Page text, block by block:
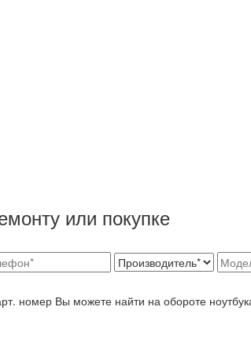
или покупке
номер Вы можете найти на обороте